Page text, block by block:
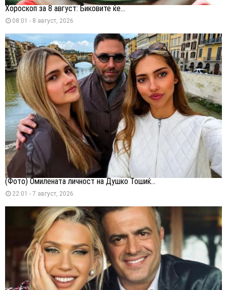
Хороскоп за 8 август: Биковите ќе...
08:01 - 8 август, 2026
(Фото) Омилената личност на Душко Тошиќ...
22:01 - 7 август, 2026